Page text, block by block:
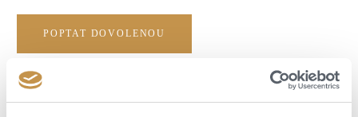
POPTAT DOVOLENOU